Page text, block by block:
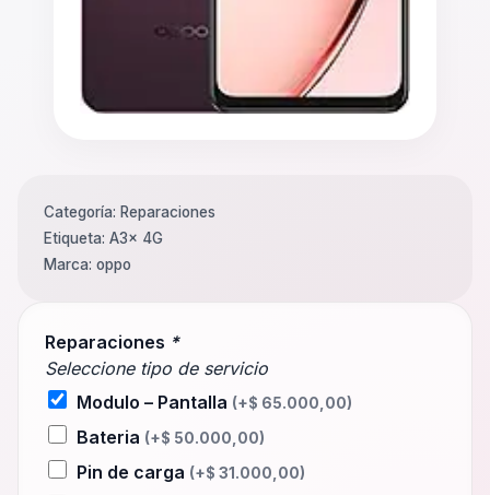
Reparaciones *
Seleccione tipo de servicio
Modulo – Pantalla (+$ 65.000,00)
Bateria (+$ 50.000,00)
Pin de carga (+$ 31.000,00)
Categoría: Reparaciones
Etiqueta: A3x 4G
Marca: oppo